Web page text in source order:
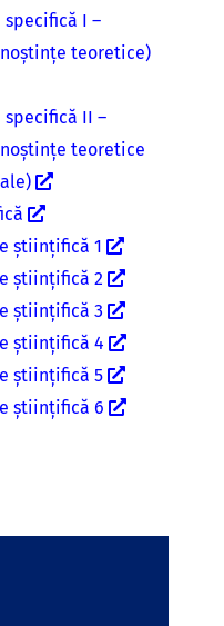
I –
teoretice)
II –
teoretice
științifică 1
științifică 2
științifică 3
științifică 4
științifică 5
științifică 6